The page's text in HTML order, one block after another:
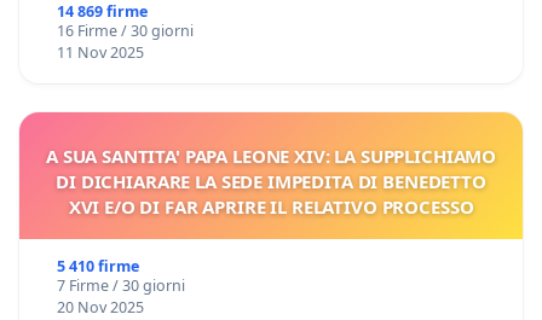
14 869 firme
16 Firme / 30 giorni
11 Nov 2025
A SUA SANTITA' PAPA LEONE XIV: LA SUPPLICHIAMO
DI DICHIARARE LA SEDE IMPEDITA DI BENEDETTO
XVI E/O DI FAR APRIRE IL RELATIVO PROCESSO
5 410 firme
7 Firme / 30 giorni
20 Nov 2025